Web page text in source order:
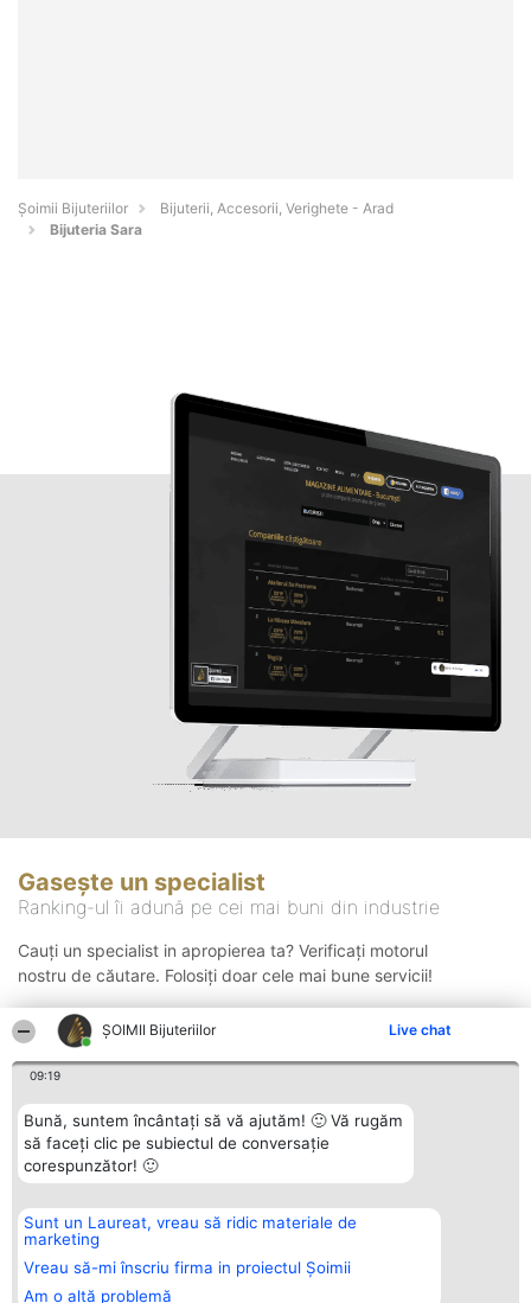
ŞOIMII Bijuteriilor Live chat
09:19
Bună, suntem încântați să vă ajutăm! 🙂 Vă rugăm
să faceți clic pe subiectul de conversație
corespunzător! 🙂
Sunt un Laureat, vreau să ridic materiale de
marketing
Vreau să-mi înscriu firma in proiectul Șoimii
Am o altă problemă
Şoimii Bijuteriilor
Bijuterii, Accesorii, Verighete - Arad
Bijuteria Sara
Gasește un specialist
Ranking-ul îi adună pe cei mai buni din industrie
Cauți un specialist in apropierea ta? Verificați motorul
nostru de căutare. Folosiți doar cele mai bune servicii!
Organizator Ranking
BRIGHT SOLUTIONS BR SRL
Aleea Timisul De Sus 2 Bl. A30
Sc. A Et. 4 Ap. 13 Cod 061952
București
Plebiscyt
Lista Tuturor
Laureaților
Contact